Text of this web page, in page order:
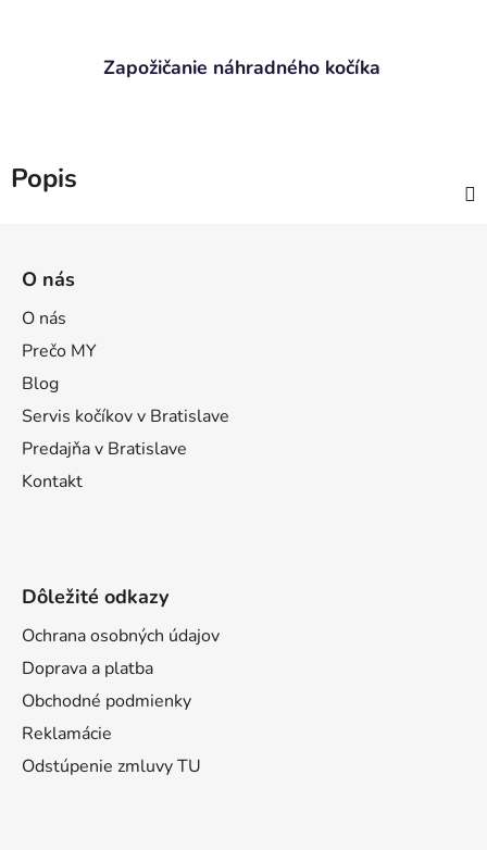
Zapožičanie náhradného kočíka
Popis
O nás
O nás
Prečo MY
Blog
Servis kočíkov v Bratislave
Predajňa v Bratislave
Kontakt
Dôležité odkazy
Ochrana osobných údajov
Doprava a platba
Obchodné podmienky
Reklamácie
Odstúpenie zmluvy TU